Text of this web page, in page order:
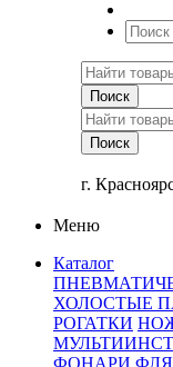
г.
Меню
Каталог
ХОЛОСТЫЕ
РОГАТКИ
ФОНАРИ